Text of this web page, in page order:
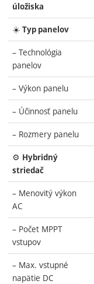
úložiska
☀️Typ panelov
– Technológia
panelov
– Výkon panelu
– Účinnosť panelu
– Rozmery panelu
⚙️ Hybridný
striedač
– Menovitý výkon
AC
– Počet MPPT
vstupov
– Max. vstupné
napätie DC